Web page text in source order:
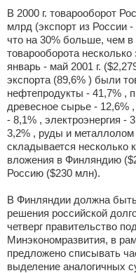
В 2000 г. товарооборот
млрд (экспорт из России
что на 30% больше, чем
товарооборота
январь - май 2001 г.
экспорта (89,6% ) были
нефтепродукты - 41,7% ,
древесное сырье - 12,6%
- 8,1% , электроэнергия -
3,2% , руды и
складывается несколько
вложения в Финляндию
Россию ($230 млн).
В Финляндии должна
решения российской
четверг правительство
Минэкономразвития, в
предложено списывать
выделение аналогичных